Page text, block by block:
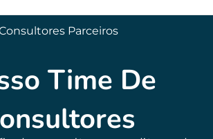
Parceiros
Time De